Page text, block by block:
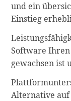
und ein
Einstieg
Software
gewachsen ist
Alternative